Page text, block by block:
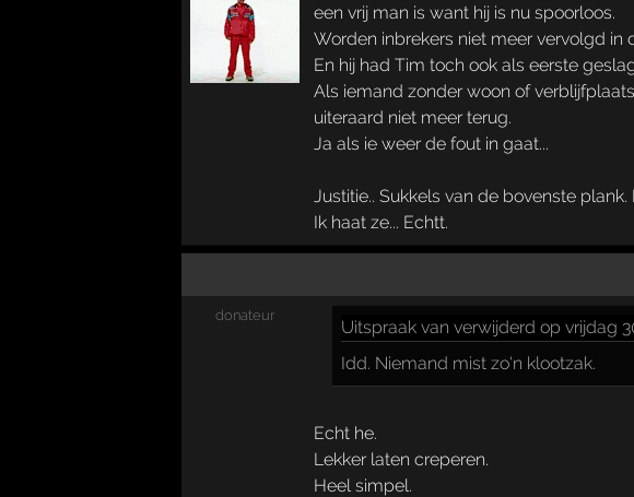
een vrij man is want hij is nu spoorloos.
Worden inbrekers niet meer vervolgd in
En hij had Tim toch ook als eerste
Als iemand zonder woon of
uiteraard niet meer terug.
Ja als ie weer de fout in gaat...
Justitie.. Sukkels van de bovenste
Ik haat ze... Echtt.
donateur
Uitspraakvan verwijderd op vrijdag
Idd. Niemand mist zo'n klootzak.
Echt he.
Lekker laten creperen.
Heel simpel.